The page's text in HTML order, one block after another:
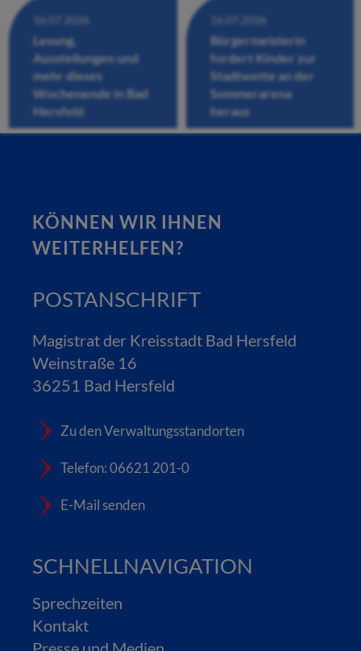
16.07.2026
Lesung,
Ausstellungen und
mehr dieses
Wochenende in Bad
Hersfeld
16.07.2026
Bürgermeisterin
fordert Kinder zur
Stadtwette an der
Sommerarena
heraus
KÖNNEN WIR IHNEN
WEITERHELFEN?
POSTANSCHRIFT
Magistrat der Kreisstadt Bad Hersfeld
Weinstraße 16
36251 Bad Hersfeld
Zu den Verwaltungsstandorten
Telefon: 06621 201-0
E-Mail senden
SCHNELLNAVIGATION
Sprechzeiten
Kontakt